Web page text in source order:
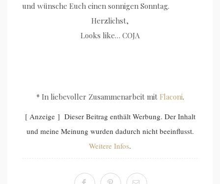
und wünsche Euch einen sonnigen Sonntag.
Herzlichst,
Looks like… COJA
* In liebevoller Zusammenarbeit mit Flaconi.
[ Anzeige ] Dieser Beitrag enthält Werbung. Der Inhalt
und meine Meinung wurden dadurch nicht beeinflusst.
Weitere Infos.